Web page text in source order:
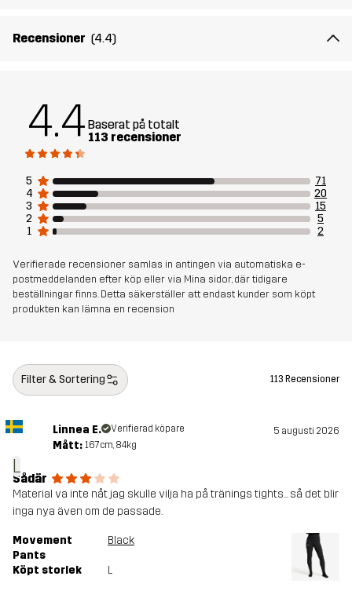
Material 1
Hållbarhet
Skapad för
Artikelnummer 11013_2001
Recensioner (4.4)
4.4 Baserat på totalt
113 recensioner
5
71
4
20
3
15
2
5
1
2
Verifierade recensioner samlas in antingen via automatiska e-
postmeddelanden efter köp eller via Mina sidor, där tidigare
beställningar finns. Detta säkerställer att endast kunder som köpt
produkten kan lämna en recension
Filter & Sortering 113 Recensioner
L
Linnea E. Verifierad köpare 5 augusti 2026
Mått: 167cm, 84kg
Sådär
Material va inte nåt jag skulle vilja ha på tränings tights... så det blir
inga nya även om de passade.
Movement
Pants
Black
Köpt storlek L